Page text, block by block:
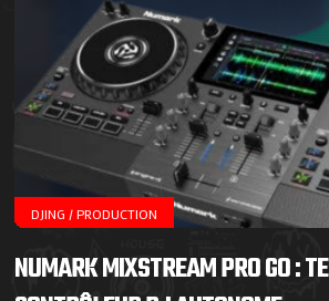
DJING / PRODUCTION
NUMARK MIXSTREAM PRO GO :